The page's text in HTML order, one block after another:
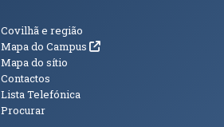
Informações
Covilhã e região
Mapa do Campus (abre em nova janela)
Mapa do sítio
Contactos
Lista Telefónica
Procurar